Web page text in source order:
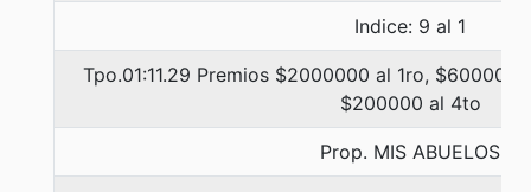
Indice: 9 al 1
Tpo.01:11.29 Premios $2000000 al 1ro,
$200000 al 4to
Prop. MIS ABUELOS